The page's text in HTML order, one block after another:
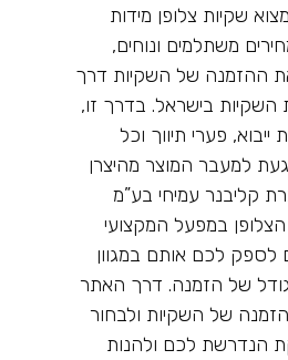
שקיות צלופן מידות
משתלמים ונוחים,
ההזמנה של השקיות דרך
בישראל. בדרך זו,
פערי תיווך וכל
למעבר המוצר מהיצרן
קליבנר עמיחי בע”מ
הצלופן במפעל המקצועי
לספק לכם אותם במגוון
של הזמנה. דרך האתר
של השקיות ולבחור
הנדרשת לכם ולהנות